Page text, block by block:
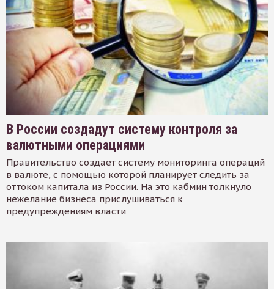
В России создадут систему контроля за
валютными операциями
Правительство создает систему мониторинга операций
в валюте, с помощью которой планирует следить за
оттоком капитала из России. На это кабмин толкнуло
нежелание бизнеса прислушиваться к
предупреждениям власти